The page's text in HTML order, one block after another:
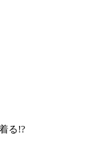
る!?